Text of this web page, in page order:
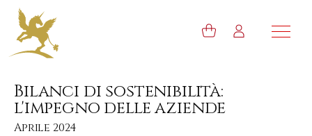
Bilanci di sostenibilità:
l'impegno delle aziende
Aprile 2024